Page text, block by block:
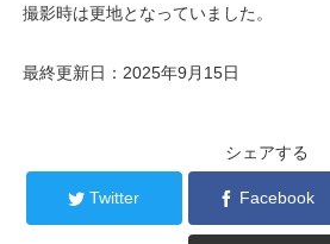
撮影時は更地となっていました。
最終更新日：2025年9月15日
シェアする
Twitter Facebook